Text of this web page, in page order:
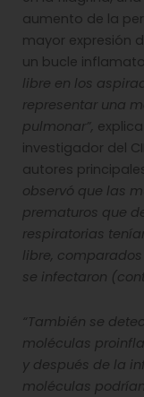
aumento de la
mayor expresión
un bucle
libre en los
representar una
pulmonar”,
investigador del
autores
observó que las
prematuros que
respiratorias
libre,
se infectaron
“También se
moléculas
y después de la
moléculas